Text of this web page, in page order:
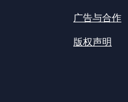
广告与合作
版权声明